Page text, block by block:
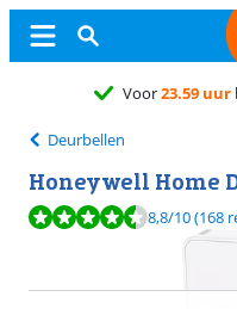
23.59 uurbesteld,
Deurbellen
Honeywell Home
Beoordeling is 8,8 van de 10,
8,8/10(168